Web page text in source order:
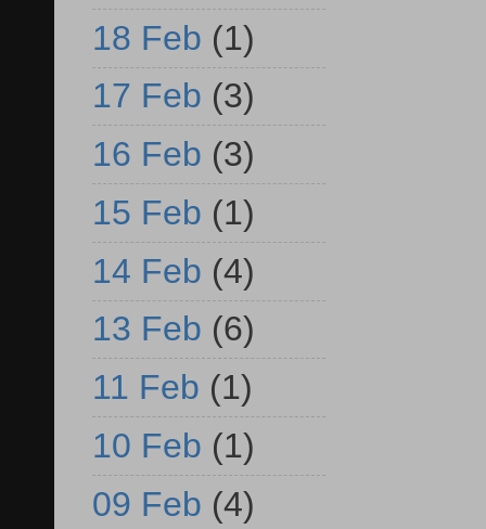
18 Feb (1)
17 Feb (3)
16 Feb (3)
15 Feb (1)
14 Feb (4)
13 Feb (6)
11 Feb (1)
10 Feb (1)
09 Feb (4)